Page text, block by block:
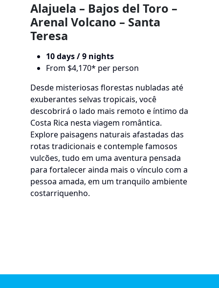
Alajuela – Bajos del Toro –
Arenal Volcano – Santa
Teresa
10 days / 9 nights
From $4,170* per person
Desde misteriosas florestas nubladas até
exuberantes selvas tropicais, você
descobrirá o lado mais remoto e íntimo da
Costa Rica nesta viagem romântica.
Explore paisagens naturais afastadas das
rotas tradicionais e contemple famosos
vulcões, tudo em uma aventura pensada
para fortalecer ainda mais o vínculo com a
pessoa amada, em um tranquilo ambiente
costarriquenho.